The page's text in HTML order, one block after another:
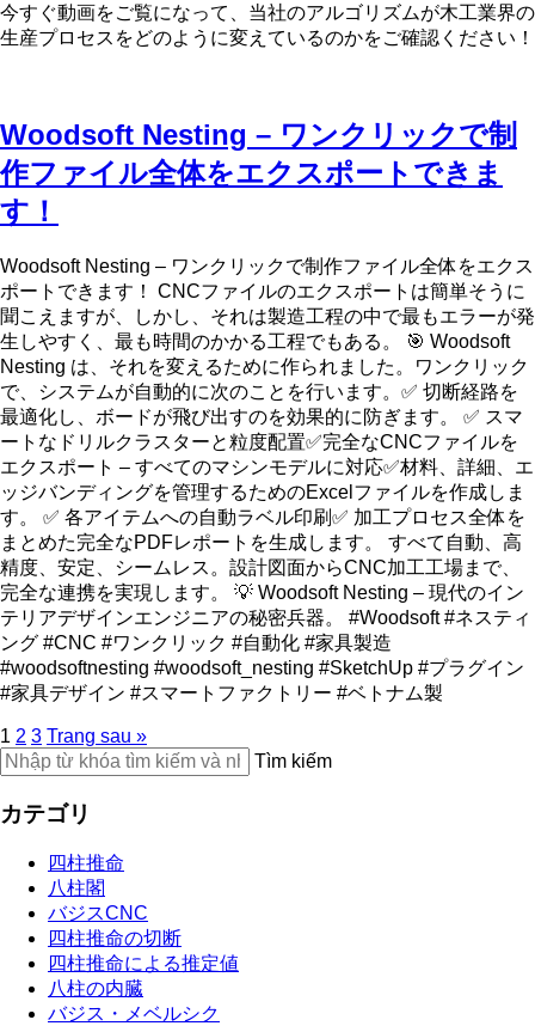
今すぐ動画をご覧になって、当社のアルゴリズムが木工業界の
生産プロセスをどのように変えているのかをご確認ください！
Woodsoft Nesting – ワンクリックで制
作ファイル全体をエクスポートできま
す！
Woodsoft Nesting – ワンクリックで制作ファイル全体をエクス
ポートできます！ CNCファイルのエクスポートは簡単そうに
聞こえますが、しかし、それは製造工程の中で最もエラーが発
生しやすく、最も時間のかかる工程でもある。 🎯 Woodsoft
Nesting は、それを変えるために作られました。ワンクリック
で、システムが自動的に次のことを行います。✅ 切断経路を
最適化し、ボードが飛び出すのを効果的に防ぎます。 ✅ スマ
ートなドリルクラスターと粒度配置✅完全なCNCファイルを
エクスポート – すべてのマシンモデルに対応✅材料、詳細、エ
ッジバンディングを管理するためのExcelファイルを作成しま
す。 ✅ 各アイテムへの自動ラベル印刷✅ 加工プロセス全体を
まとめた完全なPDFレポートを生成します。 すべて自動、高
精度、安定、シームレス。設計図面からCNC加工工場まで、
完全な連携を実現します。 💡 Woodsoft Nesting – 現代のイン
テリアデザインエンジニアの秘密兵器。 #Woodsoft #ネスティ
ング #CNC #ワンクリック #自動化 #家具製造
#woodsoftnesting #woodsoft_nesting #SketchUp #プラグイン
#家具デザイン #スマートファクトリー #ベトナム製
1 2 3 Trang sau »
Tìm kiếm
カテゴリ
四柱推命
八柱閣
バジスCNC
四柱推命の切断
四柱推命による推定値
八柱の内臓
バジス・メベルシク